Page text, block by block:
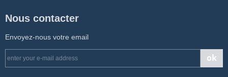
Nous contacter
Envoyez-nous votre email
ok